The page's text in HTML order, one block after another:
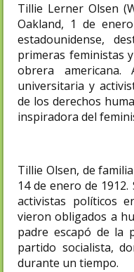
Tillie Lerner Olsen
Oakland, 1 de
estadounidense,
primeras feministas
obrera americana.
universitaria y
de los derechos
inspiradora del
Tillie Olsen, de
14 de enero de
activistas políticos
vieron obligados a
padre escapó de la
partido socialista,
durante un tiempo.